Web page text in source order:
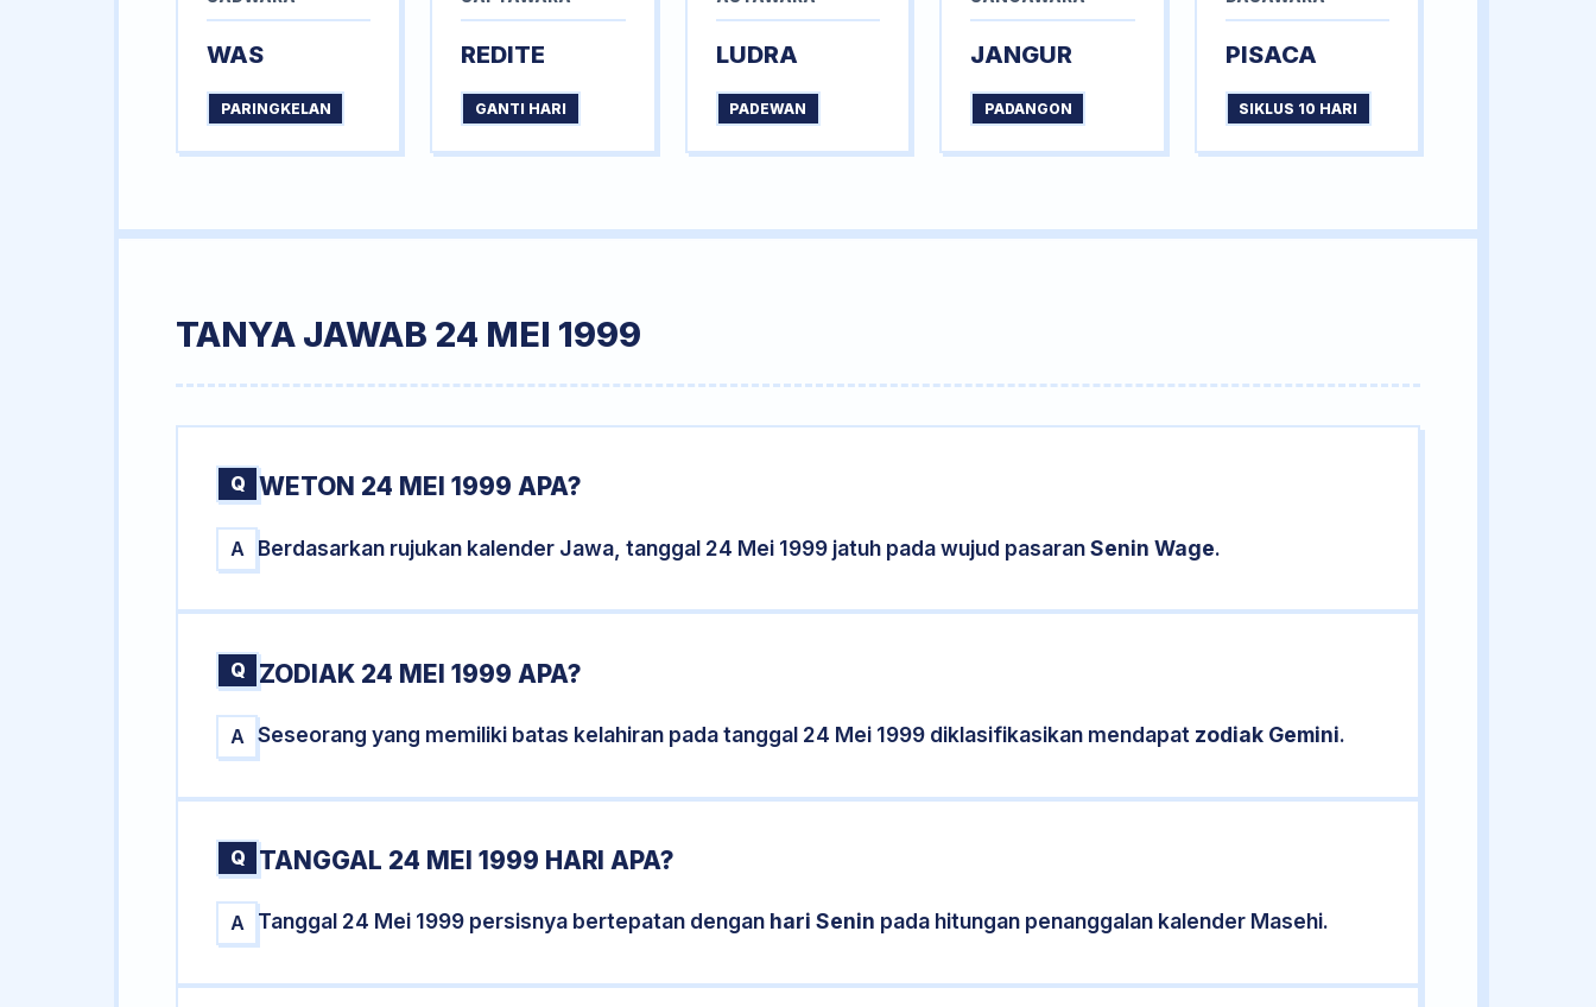
WAS
PARINGKELAN
REDITE
GANTI HARI
LUDRA
PADEWAN
JANGUR
PADANGON
PISACA
SIKLUS 10 HARI
TANYA JAWAB 24 MEI 1999
Q WETON 24 MEI 1999 APA?
A Berdasarkan rujukan kalender Jawa, tanggal 24 Mei 1999 jatuh pada wujud pasaranSenin Wage.
Q ZODIAK 24 MEI 1999 APA?
A Seseorang yang memiliki batas kelahiran pada tanggal 24 Mei 1999 diklasifikasikan mendapat zodiak Gemini.
Q TANGGAL 24 MEI 1999 HARI APA?
A Tanggal 24 Mei 1999 persisnya bertepatan dengan hari Senin pada hitungan penanggalan kalender Masehi.